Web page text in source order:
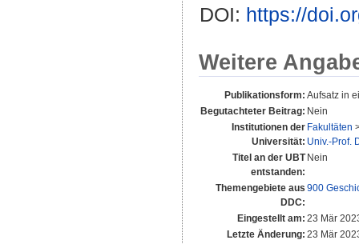
DOI: https://
Weitere
Publikationsform: Aufsatz in
Begutachteter Beitrag: Nein
Institutionen der
Universität:
Fakultäten
Univ.-Prof.
Titel an der UBT
entstanden:
Nein
Themengebiete aus
DDC:
900
Eingestellt am: 23 Mär
Letzte Änderung: 23 Mär